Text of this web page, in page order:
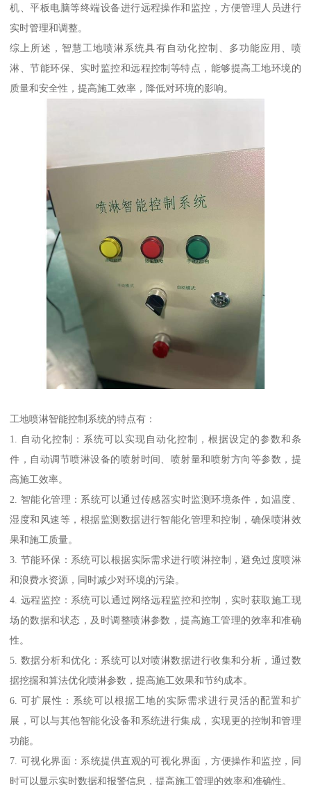
机、平板电脑等终端设备进行远程操作和监控，方便管理人员进行
实时管理和调整。
综上所述，智慧工地喷淋系统具有自动化控制、多功能应用、喷
淋、节能环保、实时监控和远程控制等特点，能够提高工地环境的
质量和安全性，提高施工效率，降低对环境的影响。
工地喷淋智能控制系统的特点有：
1. 自动化控制：系统可以实现自动化控制，根据设定的参数和条
件，自动调节喷淋设备的喷射时间、喷射量和喷射方向等参数，提
高施工效率。
2. 智能化管理：系统可以通过传感器实时监测环境条件，如温度、
湿度和风速等，根据监测数据进行智能化管理和控制，确保喷淋效
果和施工质量。
3. 节能环保：系统可以根据实际需求进行喷淋控制，避免过度喷淋
和浪费水资源，同时减少对环境的污染。
4. 远程监控：系统可以通过网络远程监控和控制，实时获取施工现
场的数据和状态，及时调整喷淋参数，提高施工管理的效率和准确
性。
5. 数据分析和优化：系统可以对喷淋数据进行收集和分析，通过数
据挖掘和算法优化喷淋参数，提高施工效果和节约成本。
6. 可扩展性：系统可以根据工地的实际需求进行灵活的配置和扩
展，可以与其他智能化设备和系统进行集成，实现更的控制和管理
功能。
7. 可视化界面：系统提供直观的可视化界面，方便操作和监控，同
时可以显示实时数据和报警信息，提高施工管理的效率和准确性。